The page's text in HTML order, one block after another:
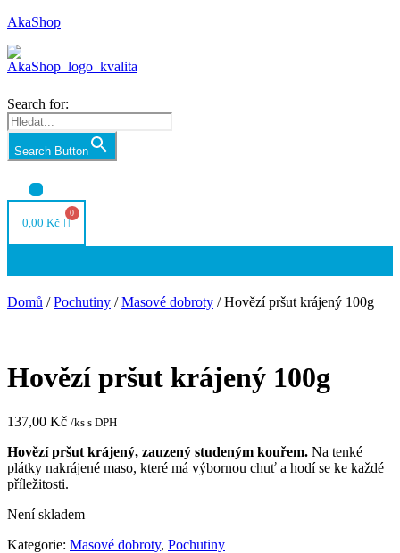
AkaShop
Search for:
Search Button
Nabídka
0,00 Kč
Domů /Pochutiny /Masové dobroty / Hovězí pršut krájený 100g
Hovězí pršut krájený 100g
137,00 Kč /ks s DPH
Hovězí pršut krájený, zauzený studeným kouřem. Na tenké
plátky nakrájené maso, které má výbornou chuť a hodí se ke každé
příležitosti.
Není skladem
Kategorie: Masové dobroty, Pochutiny